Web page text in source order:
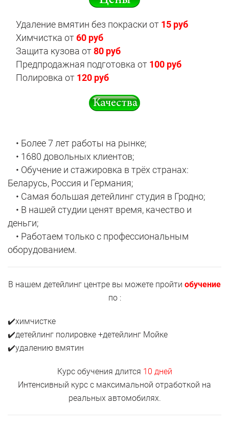
Удаление вмятин без покраски от 15 руб
Химчистка от60 руб
Защита кузова от80 руб
Предпродажная подготовка от 100 руб
Полировка от 120 руб
• Более 7 лет работы на рынке;
• 1680 довольных клиентов;
• Обучение и стажировка в трёх странах:
Беларусь, Россия и Германия;
• Самая большая детейлинг студия в Гродно;
• В нашей студии ценят время, качество и
деньги;
• Работаем только с профессиональным
оборудованием.
В нашем детейлинг центре вы можете пройти обучение
по :
✔️химчистке
✔️детейлинг полировке +детейлинг Мойке
✔️удалению вмятин
Курс обучения длится 10 дней
Интенсивный курс с максимальной отработкой на
реальных автомобилях.